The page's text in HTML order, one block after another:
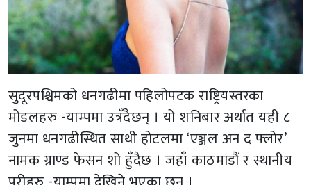
सुदूरपश्चिमको धनगढीमा पहिलोपटक राष्ट्रियस्तरका
मोडलहरु -याम्पमा उत्रँदैछन् । यो शनिबार अर्थात यही ८
जुनमा धनगढीस्थित साथी होटलमा ‘एञ्जल अन द फ्लोर’
नामक ग्राण्ड फेसन शो हुँदैछ । जहाँ काठमाडौं र स्थानीय